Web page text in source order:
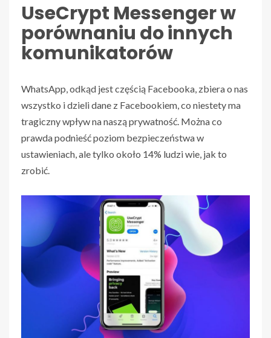
UseCrypt Messenger w
porównaniu do innych
komunikatorów
WhatsApp, odkąd jest częścią Facebooka, zbiera o nas
wszystko i dzieli dane z Facebookiem, co niestety ma
tragiczny wpływ na naszą prywatność. Można co
prawda podnieść poziom bezpieczeństwa w
ustawieniach, ale tylko około 14% ludzi wie, jak to
zrobić.